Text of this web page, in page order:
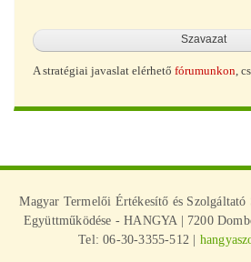
A stratégiai javaslat elérhető fórumunkon,
Magyar Termelői Értékesítő és Szolgáltató
Együttműködése - HANGYA | 7200
Tel: 06-30-3355-512 |